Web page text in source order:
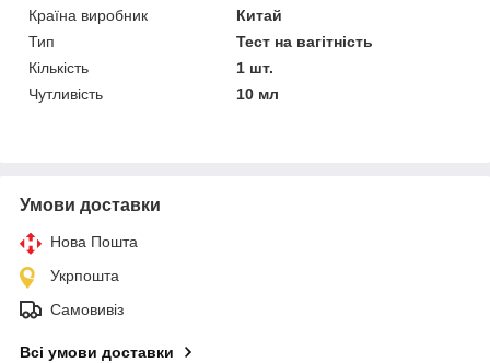
Країна виробник
Китай
Тип
Тест на вагітність
Кількість
1 шт.
Чутливість
10 мл
Умови доставки
Нова Пошта
Укрпошта
Самовивіз
Всі умови доставки